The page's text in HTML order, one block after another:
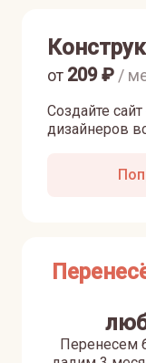
Создайте
дизайнеров
от 209₽ /
Перенесем